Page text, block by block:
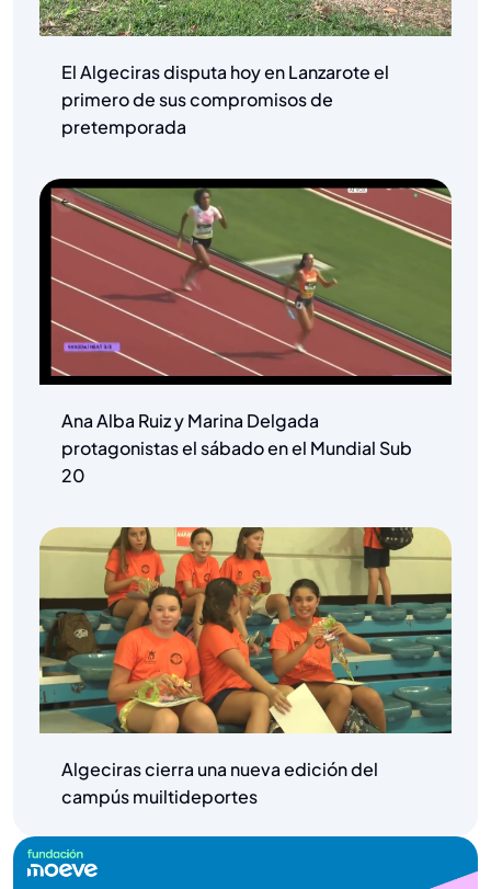
El Algeciras disputa hoy en Lanzarote el
primero de sus compromisos de
pretemporada
Ana Alba Ruiz y Marina Delgada
protagonistas el sábado en el Mundial Sub
20
Algeciras cierra una nueva edición del
campús muiltideportes